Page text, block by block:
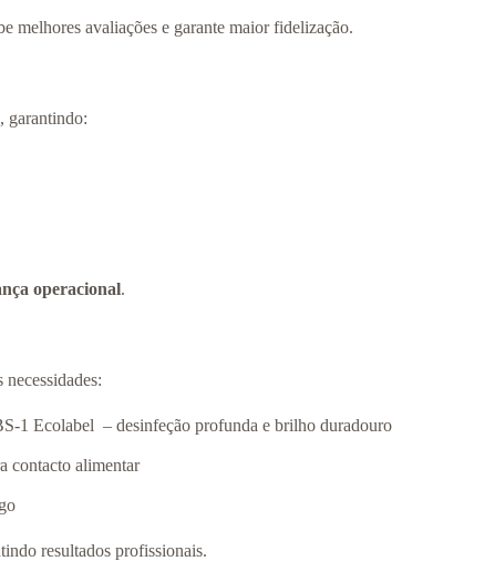
melhores avaliações e garante maior fidelização.
garantindo:
operacional.
1 Ecolabel – desinfeção profunda e brilho duradouro
contacto alimentar
resultados profissionais.